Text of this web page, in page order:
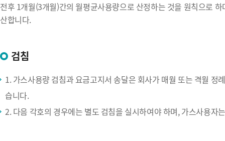
전후 1개월(3개월)간의 월평균사용량으로 산정하는 것을 원칙으로
산합니다.
검침
1. 가스사용량 검침과 요금고지서 송달은 회사가 매월 또는 격월
습니다.
2. 다음 각호의 경우에는 별도 검침을 실시하여야 하며, 가스사용자